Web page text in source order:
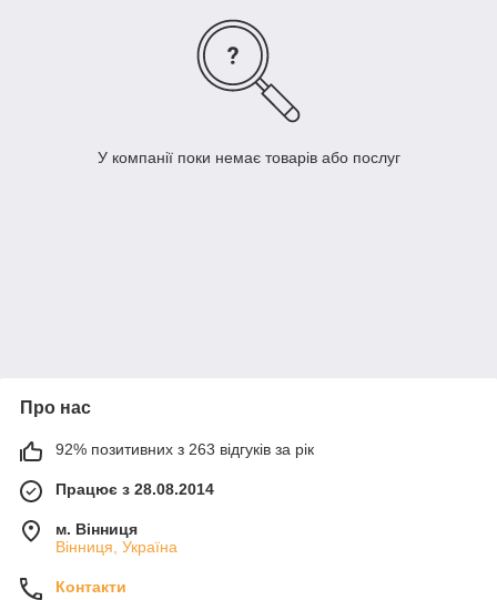
У компанії поки немає товарів або послуг
Про нас
92% позитивних з 263 відгуків за рік
Працює з 28.08.2014
м. Вінниця
Вінниця, Україна
Контакти